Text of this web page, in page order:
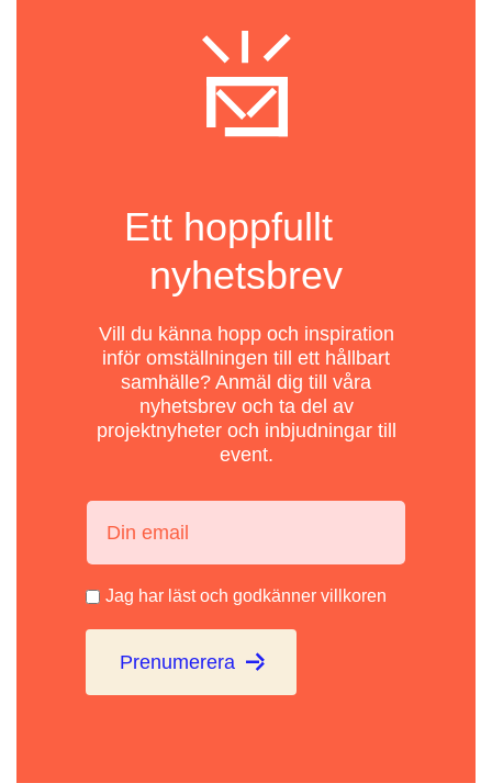
Ett hoppfullt
nyhetsbrev
Vill du känna hopp och inspiration
inför omställningen till ett hållbart
samhälle? Anmäl dig till våra
nyhetsbrev och ta del av
projektnyheter och inbjudningar till
event.
Jag har läst och godkänner villkoren
Prenumerera